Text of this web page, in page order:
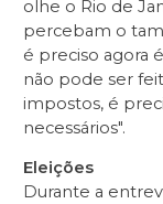
olhe o Rio de
percebam o
é preciso agora
não pode ser
impostos, é
necessários".
Eleições
Durante a